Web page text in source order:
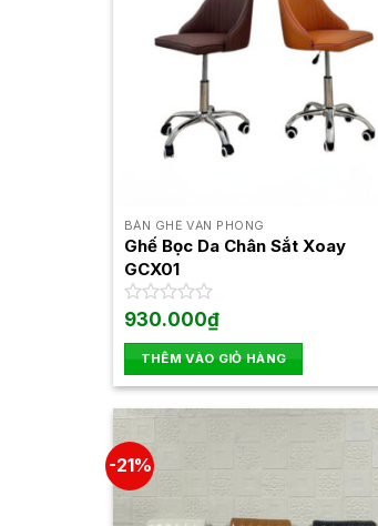
BÀN GHẾ VĂN PHÒNG
Ghế Bọc Da Chân Sắt Xoay
GCX01
Được
hạng
0
5
sao
930.000₫
THÊM VÀO GIỎ HÀNG
-21%